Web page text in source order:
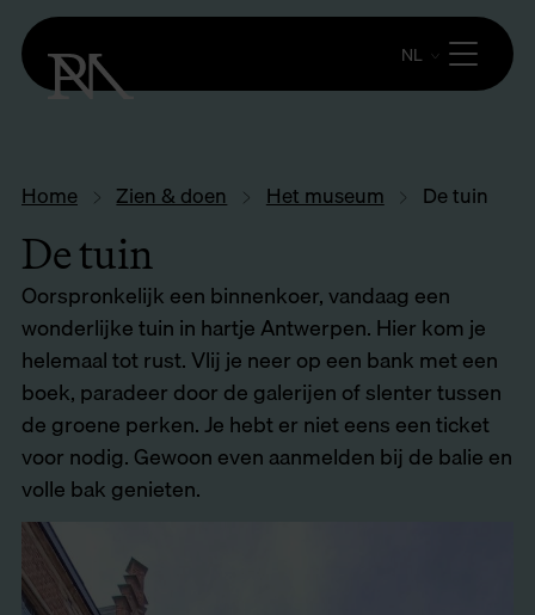
NL
Home Zien & doen Het museum De tuin
De tuin
Oorspronkelijk een binnenkoer, vandaag een
wonderlijke tuin in hartje Antwerpen. Hier kom je
helemaal tot rust. Vlij je neer op een bank met een
boek, paradeer door de galerijen of slenter tussen
de groene perken. Je hebt er niet eens een ticket
voor nodig. Gewoon even aanmelden bij de balie en
volle bak genieten.